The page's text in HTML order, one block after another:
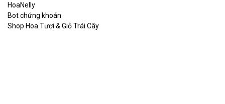
HoaNelly
Bot chứng khoán
Shop Hoa Tươi & Giỏ Trái Cây